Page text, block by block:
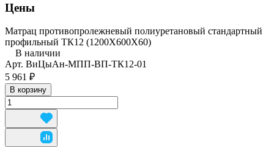
Цены
Матрац противопролежневый полиуретановый стандартный
профильный ТК12 (1200Х600Х60)
В наличии
Арт. ВиЦыАн-МПП-ВП-ТК12-01
5 961 ₽
В корзину